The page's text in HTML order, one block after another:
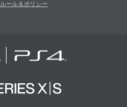
ルール＆ポリシー